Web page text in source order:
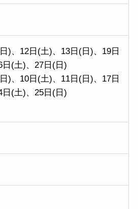
)、12日(土)、13日(日)、19日
(土)、27日(日)
)、10日(土)、11日(日)、17日
(土)、25日(日)